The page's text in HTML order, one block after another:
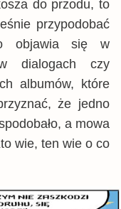
do przodu, to
przypodobać
objawia się w
dialogach czy
albumów, które
że jedno
a mowa
wie, ten wie o co